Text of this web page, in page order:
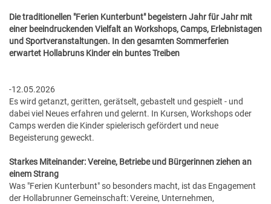
ANSPRECHPARTNER
GESUNDE GEMEINDE
Die traditionellen "Ferien Kunterbunt" begeistern Jahr für Jahr mit
einer beeindruckenden Vielfalt an Workshops, Camps, Erlebnistagen
und Sportveranstaltungen. In den gesamten Sommerferien
erwartet Hollabruns Kinder ein buntes Treiben
-12.05.2026
Es wird getanzt, geritten, gerätselt, gebastelt und gespielt - und
dabei viel Neues erfahren und gelernt. In Kursen, Workshops oder
Camps werden die Kinder spielerisch gefördert und neue
Begeisterung geweckt.
Starkes Miteinander: Vereine, Betriebe und Bürgerinnen ziehen an
einem Strang
Was "Ferien Kunterbunt" so besonders macht, ist das Engagement
der Hollabrunner Gemeinschaft: Vereine, Unternehmen,